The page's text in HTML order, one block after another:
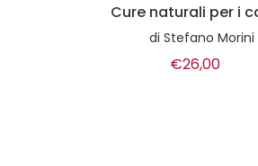
Cure naturali per i
di Stefano Morini
€26,00